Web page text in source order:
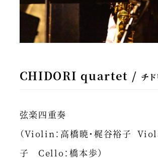
CHIDORI quartet / チ
弦楽四重奏
（Violin：高橋暁・梶谷裕子
子 Cello：橋本歩）